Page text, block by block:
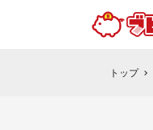
トップ chevron_right